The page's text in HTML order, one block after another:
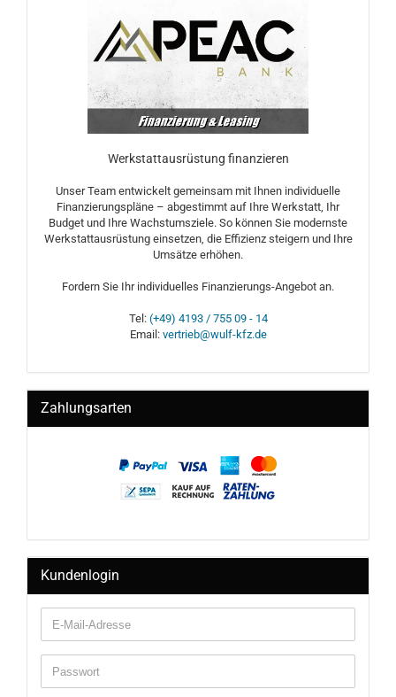
Werkstattausrüstung finanzieren
Unser Team entwickelt gemeinsam mit Ihnen individuelle
Finanzierungspläne – abgestimmt auf Ihre Werkstatt, Ihr
Budget und Ihre Wachstumsziele. So können Sie modernste
Werkstattausrüstung einsetzen, die Effizienz steigern und Ihre
Umsätze erhöhen.
Fordern Sie Ihr individuelles Finanzierungs-Angebot an.
Tel: (+49) 4193 / 755 09 - 14
Email: vertrieb@wulf-kfz.de
Zahlungsarten
Kundenlogin